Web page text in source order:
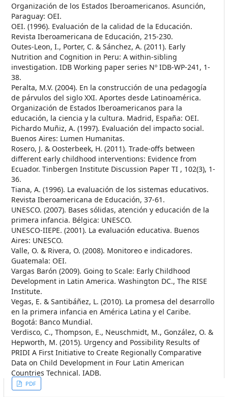
Organización de los Estados Iberoamericanos. Asunción,
Paraguay: OEI.
OEI. (1996). Evaluación de la calidad de la Educación.
Revista Iberoamericana de Educación, 215-230.
Outes-Leon, I., Porter, C. & Sánchez, A. (2011). Early
Nutrition and Cognition in Peru: A within-sibling
investigation. IDB Working paper series Nº IDB-WP-241, 1-
38.
Peralta, M.V. (2004). En la construcción de una pedagogía
de párvulos del siglo XXI. Aportes desde Latinoamérica.
Organización de Estados Iberoamericanos para la
educación, la ciencia y la cultura. Madrid, España: OEI.
Pichardo Muñiz, A. (1997). Evaluación del impacto social.
Buenos Aires: Lumen Humanitas.
Rosero, J. & Oosterbeek, H. (2011). Trade-offs between
different early childhood interventions: Evidence from
Ecuador. Tinbergen Institute Discussion Paper TI , 102(3), 1-
36.
Tiana, A. (1996). La evaluación de los sistemas educativos.
Revista Iberoamericana de Educación, 37-61.
UNESCO. (2007). Bases sólidas, atención y educación de la
primera infancia. Bélgica: UNESCO.
UNESCO-IIEPE. (2001). La evaluación educativa. Buenos
Aires: UNESCO.
Valle, O. & Rivera, O. (2008). Monitoreo e indicadores.
Guatemala: OEI.
Vargas Barón (2009). Going to Scale: Early Childhood
Development in Latin America. Washington DC., The RISE
Institute.
Vegas, E. & Santibáñez, L. (2010). La promesa del desarrollo
en la primera infancia en América Latina y el Caribe.
Bogotá: Banco Mundial.
Verdisco, C., Thompson, E., Neuschmidt, M., González, O. &
Hepworth, M. (2015). Urgency and Possibility Results of
PRIDI A First Initiative to Create Regionally Comparative
Data on Child Development in Four Latin American
Countries Technical. IADB.
PDF